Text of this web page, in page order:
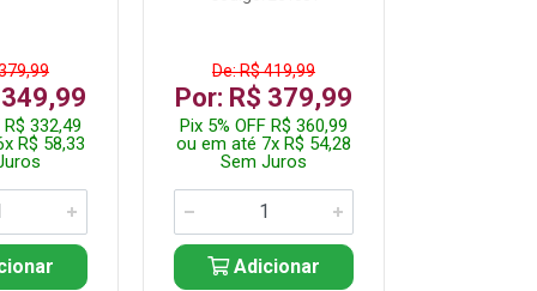
R$ 332,49
R$ 58,33
De: R$ 419,99
Por: R$ 379,99
Pix 5% OFF R$ 360,99
ou em até 7x R$ 54,28
Sem Juros
Adicionar